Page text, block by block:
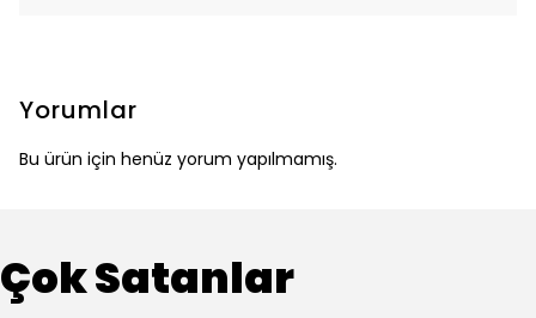
Yorumlar
Bu ürün için henüz yorum yapılmamış.
Çok Satanlar